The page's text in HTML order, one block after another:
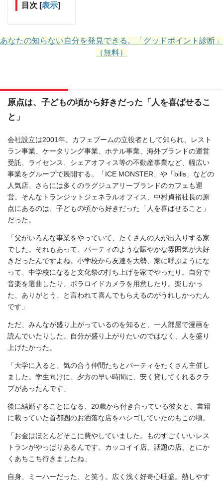
目次 [表示]
あなたの知らない自分を発見できる。「グッドポイント診断」
（無料）
原点は、子どもの頃から好きだった「人を喜ばせるこ
と」
会社設立は2001年。カフェブームの立役者として知られ、レスト
ラン事業、ケータリング事業、ホテル事業、海外ブランドの運営
受託、ライセンス、シェアオフィス等の不動産事業など、幅広い
事業をグループで展開する。「ICE MONSTER」や「bills」などの
人気店、さらには多くのラグジュアリーブランドのカフェも運
営。そんなトランジットジェネラルオフィス、中村貞裕社長の原
点にあるのは、子どもの頃から好きだった「人を喜ばせること」
だった。
「父がいろんな事業をやっていて、たくさんの人が出入りする家
でした。それもあって、パーティのような賑やかな雰囲気が大好
きだったんですよね。小学校から友達を大勢、家に呼ぶようにな
って、中学校になると文化祭の打ち上げを家でやったり。自分で
音楽を選曲したり、ポラロイドカメラを用意したり。楽しかっ
た、ありがとう、と言われて喜んでもらえるのがうれしかったん
です」
ただ、みんなが盛り上がっているのを知ると、一人部屋で漫画を
読んでいたりした。自分が盛り上がりたいのではなく、人を盛り
上げたかった。
「大学に入ると、気の合う仲間たちとパーティをたくさん主催し
ました。学生向けに、夕方の早い時間に、安く貸してくれるクラ
ブがあったんです」
後に結婚することになる、20歳から付き合っている彼女と、書籍
に載っていた首都圏のお洒落な店をハシゴしていたのもこの頃。
「お金はほとんどそこに費やしていました。ものすごくいいレス
トランがやっぱりあるんです。カッコイイ店、話題の店、とにか
くあちこち行きましたね」
自身、ミーハーだった、と笑う。広く浅く好奇心旺盛。熱しやす